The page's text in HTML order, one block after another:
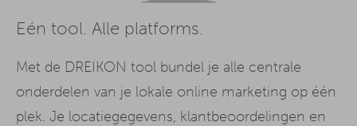
Eén tool. Alle platforms.
Met de DREIKON tool bundel je alle centrale
onderdelen van je lokale online marketing op één
plek. Je locatiegegevens, klantbeoordelingen en